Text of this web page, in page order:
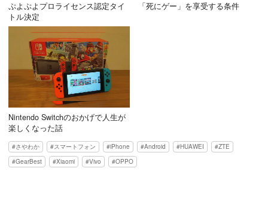
ぷよぷよプロライセンス認定タイ
トル決定
「死にゲー」を享受する条件
Nintendo Switchのおかげで人生が
楽しくなった話
さやわか スマートフォン iPhone Android HUAWEI
ZTE
GearBest
Xiaomi Vivo OPPO